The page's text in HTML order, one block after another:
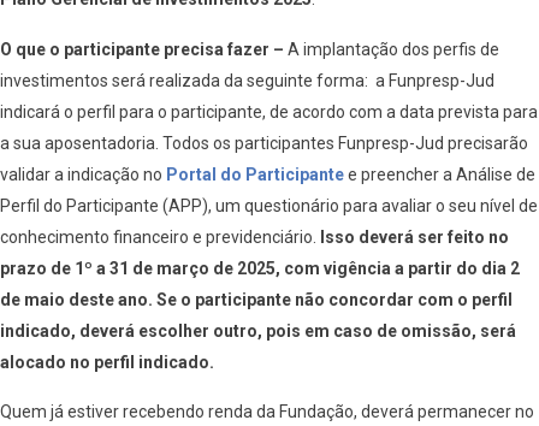
O que o participante precisa fazer – A implantação dos perfis de
investimentos será realizada da seguinte forma: a Funpresp-Jud
indicará o perfil para o participante, de acordo com a data prevista para
a sua aposentadoria. Todos os participantes Funpresp-Jud precisarão
validar a indicação no Portal do Participantee preencher a Análise de
Perfil do Participante (APP), um questionário para avaliar o seu nível de
conhecimento financeiro e previdenciário.
Isso deverá ser feito no
prazo de 1º a 31 de março de 2025, com vigência a partir do dia 2
de maio deste ano. Se o participante não concordar com o perfil
indicado, deverá escolher outro, pois em caso de omissão, será
alocado no perfil indicado.
Quem já estiver recebendo renda da Fundação, deverá permanecer no